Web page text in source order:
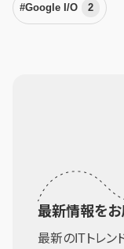
#Google I/O 2
最新情報をお
最新のITトレン